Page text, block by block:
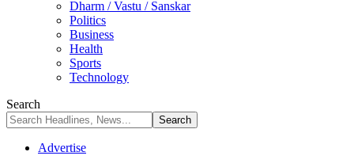
Dharm / Vastu / Sanskar
Politics
Business
Health
Sports
Technology
Search
Advertise